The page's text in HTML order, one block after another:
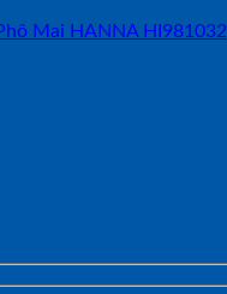
Mai HANNA HI981032